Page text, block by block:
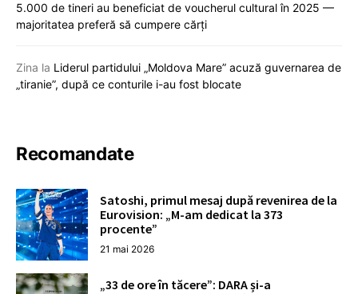
5.000 de tineri au beneficiat de voucherul cultural în 2025 —
majoritatea preferă să cumpere cărți
Zina la Liderul partidului „Moldova Mare” acuză guvernarea de
„tiranie”, după ce conturile i-au fost blocate
Recomandate
Satoshi, primul mesaj după revenirea de la
Eurovision: „M-am dedicat la 373
procente”
21 mai 2026
„33 de ore în tăcere”: DARA și-a